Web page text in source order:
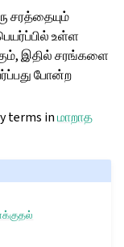
சரத்தையும்
உள்ள
இதில் சரங்களை
போன்ற
terms inமாறாத